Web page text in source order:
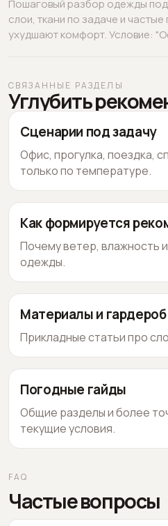
Пошаговый разбор одежды
слои, ткани по задаче и
ухудшают комфорт. Условие:
СВЯЗАННЫЕ РАЗДЕЛЫ
Углубить
Сценарии под задачу
Офис, прогулка, поездка,
только по температуре.
Как формируется
Почему ветер, влажность
одежды.
Материалы и гардероб
Прикладные статьи про
Погодные гайды
Общие разделы и более
текущие условия.
FAQ
Частые вопросы